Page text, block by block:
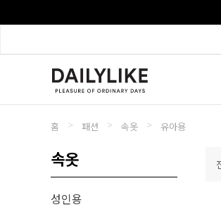
홈 > 패션 > 속옷 > 유아용
속옷
성인용